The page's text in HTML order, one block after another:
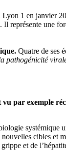
1 en janvier
. Il représente une
Quatre de ses
vu par exemple
systémique
cibles et
et de